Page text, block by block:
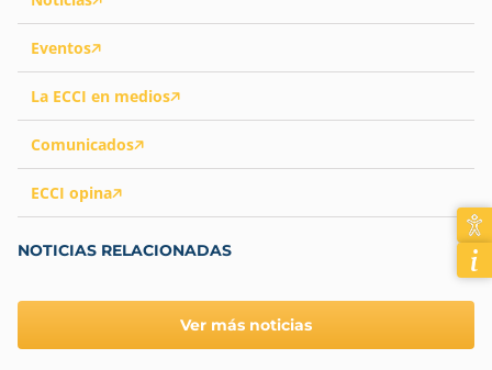
Eventos
La ECCI en medios
Comunicados
ECCI opina
NOTICIAS RELACIONADAS
Ver más noticias